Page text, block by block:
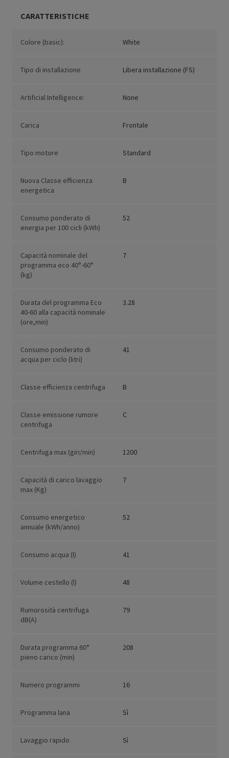
CARATTERISTICHE
Colore (basic): White
Tipo di installazione Libera installazione (FS)
Artificial Intelligence: None
Carica Frontale
Tipo motore Standard
Nuova Classe efficienza
energetica
B
Consumo ponderato di
energia per 100 cicli (kWh)
52
Capacità nominale del
programma eco 40°-60°
(kg)
7
Durata del programma Eco
40-60 alla capacità nominale
(ore,min)
3.28
Consumo ponderato di
acqua per ciclo (litri)
41
Classe efficienza centrifuga B
Classe emissione rumore
centrifuga
C
Centrifuga max (giri/min) 1200
Capacità di carico lavaggio
max (Kg)
7
Consumo energetico
annuale (kWh/anno)
52
Consumo acqua (l) 41
Volume cestello (l) 48
Rumorosità centrifuga
dB(A)
79
Durata programma 60°
pieno carico (min)
208
Numero programmi 16
Programma lana Sì
Lavaggio rapido Sì